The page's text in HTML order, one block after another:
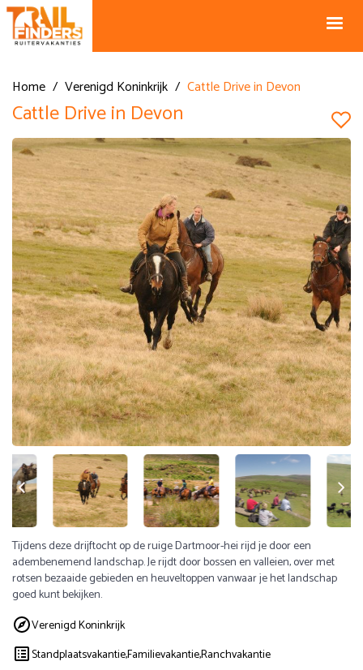
Home / Verenigd Koninkrijk / Cattle Drive in Devon
Cattle Drive in Devon
Tijdens deze drijftocht op de ruige Dartmoor-hei rijd je door een
adembenemend landschap. Je rijdt door bossen en valleien, over met
rotsen bezaaide gebieden en heuveltoppen vanwaar je het landschap
goed kunt bekijken.
Verenigd Koninkrijk
Standplaatsvakantie,Familievakantie,Ranchvakantie